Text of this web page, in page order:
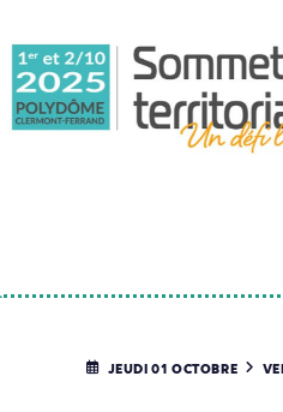
JEUDI 01 OCTOBRE